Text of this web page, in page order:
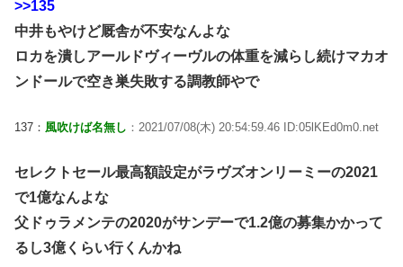
>>135
中井もやけど厩舎が不安なんよな
ロカを潰しアールドヴィーヴルの体重を減らし続けマカオ
ンドールで空き巣失敗する調教師やで
137： 風吹けば名無し ：2021/07/08(木) 20:54:59.46 ID:05lKEd0m0.net
セレクトセール最高額設定がラヴズオンリーミーの2021
で1億なんよな
父ドゥラメンテの2020がサンデーで1.2億の募集かかって
るし3億くらい行くんかね